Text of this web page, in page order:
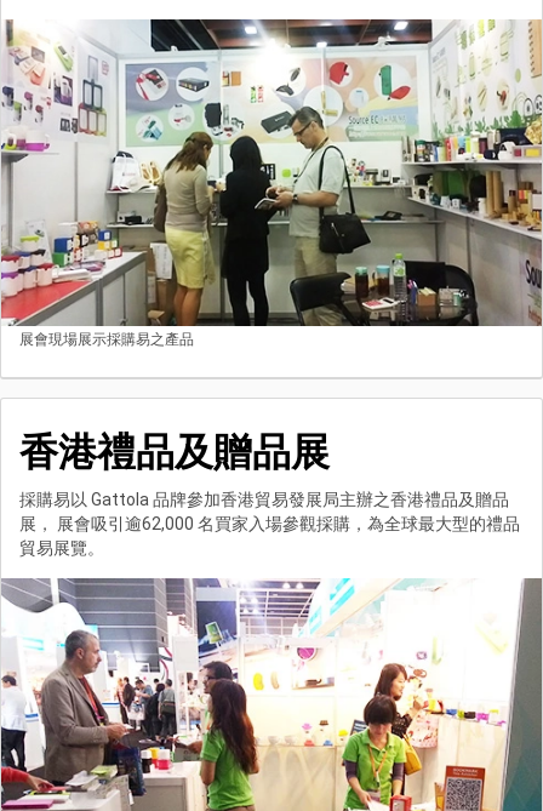
展會現場展示採購易之產品
香港禮品及贈品展
採購易以 Gattola 品牌參加香港貿易發展局主辦之香港禮品及贈品
展， 展會吸引逾62,000 名買家入場參觀採購，為全球最大型的禮品
貿易展覽。